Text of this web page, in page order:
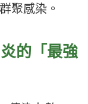
聚感染。
的「最強